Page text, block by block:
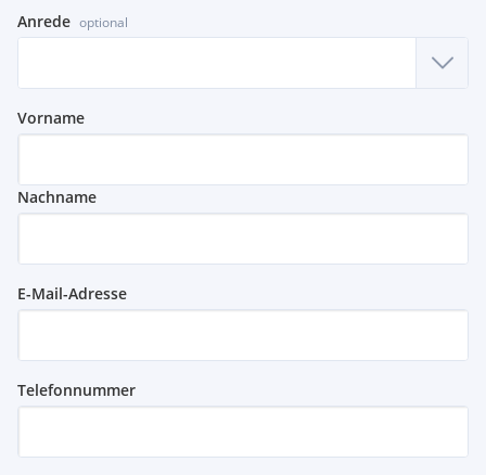
Anrede optional
Vorname
Nachname
E-Mail-Adresse
Telefonnummer